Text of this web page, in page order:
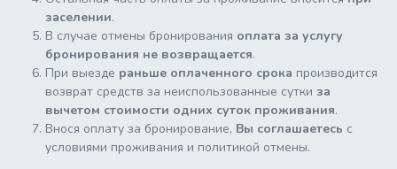
заселении.
В случае отмены бронирования оплата за услугу
бронирования не возвращается.
При выезде раньше оплаченного срока производится
возврат средств за неиспользованные сутки за
вычетом стоимости одних суток проживания.
Внося оплату за бронирование, Вы соглашаетесь с
условиями проживания и политикой отмены.